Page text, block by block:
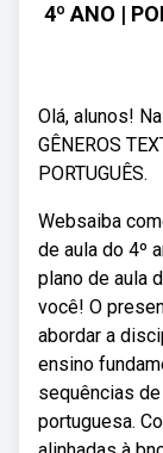
4º ANO |
Olá, alunos!
GÊNEROS
PORTUGUÊS.
Websaiba
de aula do 4º
plano de aula
você! O
abordar a
ensino
sequências
portuguesa.